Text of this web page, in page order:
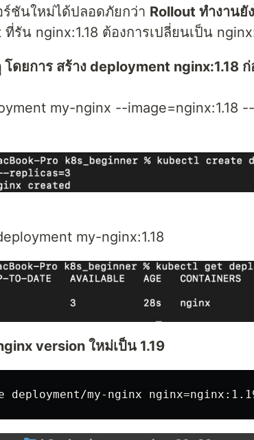
ร์ชันใหม่ได้ปลอดภัยกว่า Rollout ทำงานยั
รัน nginx:1.18 ต้องการเปลี่ยนเป็น
โดยการ สร้าง deployment nginx:1.18
my-nginx --image=nginx:1.18
my-nginx:1.18
version ใหม่เป็น 1.19